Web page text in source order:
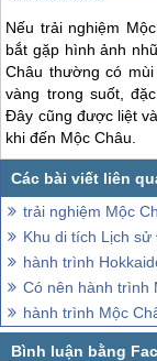
Nếu trải nghiệm
bắt gặp hình ảnh
Châu thường có
vàng trong suốt,
Đây cũng được liệt
khi đến Mộc Châu
trải nghiệm Mộc Châu Gắn
Khu di tích Lịch
hành trình
Có nên hành trình
hành trình Mộc